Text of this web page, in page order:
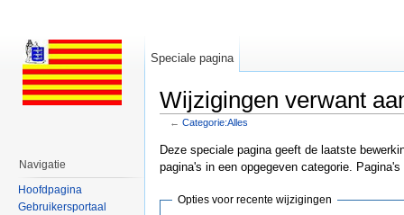
Wijzigingen verwant
← Categorie:Alles
Deze speciale pagina geeft de laatste
pagina's in een opgegeven categorie.
Opties voor recente wijzigingen
Speciale pagina
Navigatie
Hoofdpagina
Gebruikersportaal